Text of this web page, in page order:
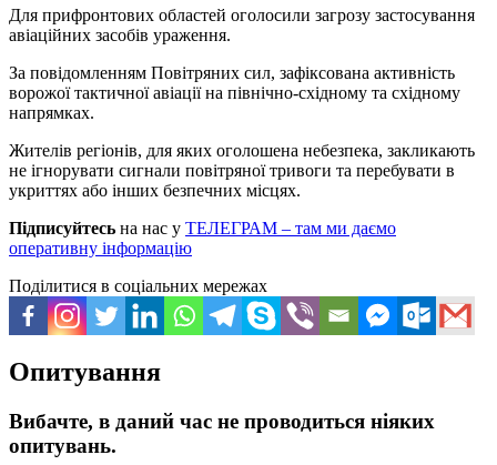
Для прифронтових областей оголосили загрозу застосування
авіаційних засобів ураження.
За повідомленням Повітряних сил, зафіксована активність
ворожої тактичної авіації на північно-східному та східному
напрямках.
Жителів регіонів, для яких оголошена небезпека, закликають
не ігнорувати сигнали повітряної тривоги та перебувати в
укриттях або інших безпечних місцях.
Підписуйтесь на нас у ТЕЛЕГРАМ – там ми даємо
оперативну інформацію
Поділитися в соціальних мережах
Опитування
Вибачте, в даний час не проводиться ніяких
опитувань.